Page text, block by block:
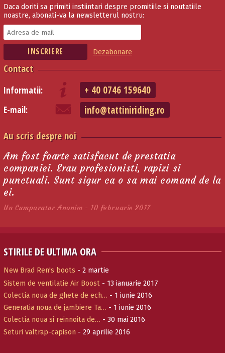
Daca doriti sa primiti instiintari despre promitiile si noutatiile
noastre, abonati-va la newsletterul nostru:
Dezabonare
Contact
Informatii: + 40 0746 159640
E-mail: info@tattiniriding.ro
Au scris despre noi
Am fost foarte satisfacut de prestatia
companiei. Erau profesionisti, rapizi si
punctuali. Sunt sigur ca o sa mai comand de la
ei.
Un Cumparator Anonim - 10 februarie 2017
STIRILE DE ULTIMA ORA
New Brad Ren's boots - 2 martie
Sistem de ventilatie Air Boost - 13 ianuarie 2017
Colectia noua de ghete de ech… - 1 iunie 2016
Generatia noua de jambiere Ta… - 1 iunie 2016
Colectia noua si reinnoita de… - 30 mai 2016
Seturi valtrap-capison - 29 aprilie 2016